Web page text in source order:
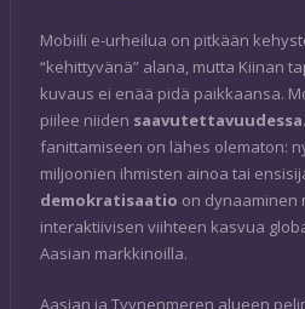
Mobiili e-urheilua on pitkään
“kehittyvänä” alana, mutta Kiinan
kuvaus ei enää pidä paikkaansa.
piilee niiden saavutettavuudessa
fanittamiseen on lähes olematon:
miljoonien ihmisten ainoa tai
demokratisaatio on dynaaminen
interaktiivisen viihteen kasvua
Aasian markkinoilla.
Aasian ja Tyynenmeren alueen